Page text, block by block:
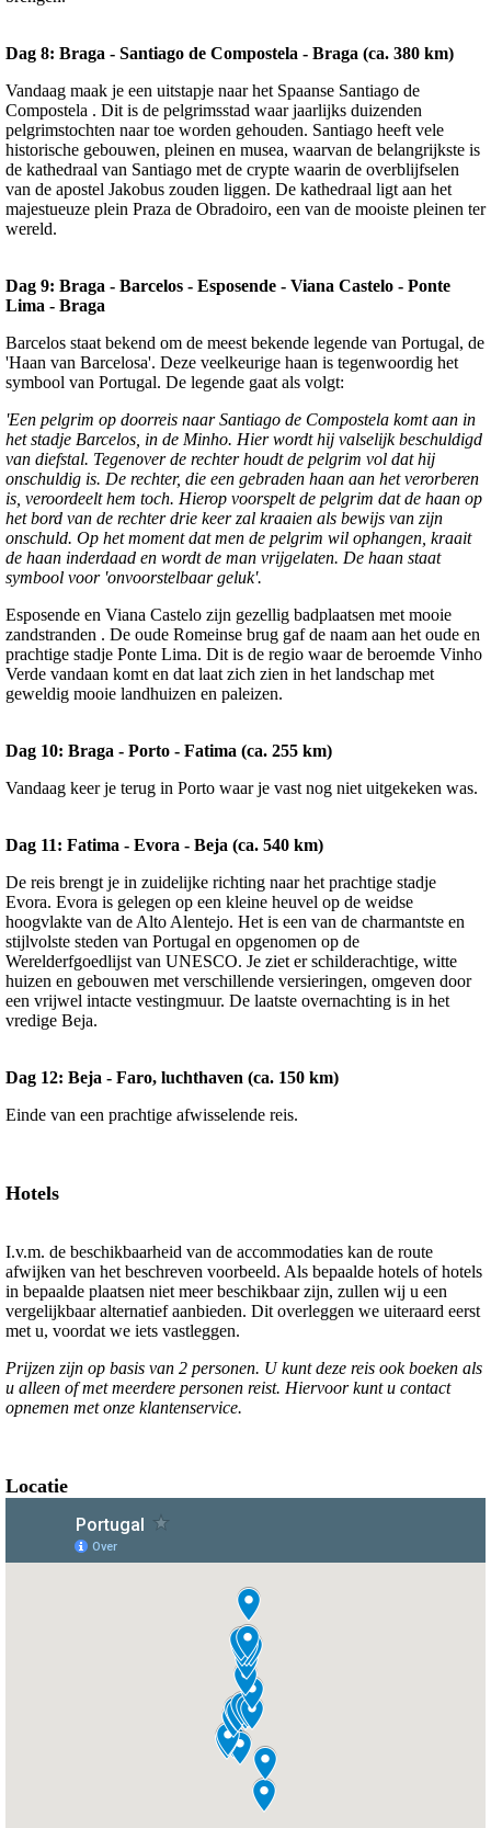
Dag 8: Braga - Santiago de Compostela - Braga (ca. 380 km)
Vandaag maak je een uitstapje naar het Spaanse Santiago de
Compostela . Dit is de pelgrimsstad waar jaarlijks duizenden
pelgrimstochten naar toe worden gehouden. Santiago heeft vele
historische gebouwen, pleinen en musea, waarvan de belangrijkste is
de kathedraal van Santiago met de crypte waarin de overblijfselen
van de apostel Jakobus zouden liggen. De kathedraal ligt aan het
majestueuze plein Praza de Obradoiro, een van de mooiste pleinen ter
wereld.
Dag 9: Braga - Barcelos - Esposende - Viana Castelo - Ponte
Lima - Braga
Barcelos staat bekend om de meest bekende legende van Portugal, de
'Haan van Barcelosa'. Deze veelkeurige haan is tegenwoordig het
symbool van Portugal. De legende gaat als volgt:
'Een pelgrim op doorreis naar Santiago de Compostela komt aan in
het stadje Barcelos, in de Minho. Hier wordt hij valselijk beschuldigd
van diefstal. Tegenover de rechter houdt de pelgrim vol dat hij
onschuldig is. De rechter, die een gebraden haan aan het verorberen
is, veroordeelt hem toch. Hierop voorspelt de pelgrim dat de haan op
het bord van de rechter drie keer zal kraaien als bewijs van zijn
onschuld. Op het moment dat men de pelgrim wil ophangen, kraait
de haan inderdaad en wordt de man vrijgelaten. De haan staat
symbool voor 'onvoorstelbaar geluk'.
Esposende en Viana Castelo zijn gezellig badplaatsen met mooie
zandstranden . De oude Romeinse brug gaf de naam aan het oude en
prachtige stadje Ponte Lima. Dit is de regio waar de beroemde Vinho
Verde vandaan komt en dat laat zich zien in het landschap met
geweldig mooie landhuizen en paleizen.
Dag 10: Braga - Porto - Fatima (ca. 255 km)
Vandaag keer je terug in Porto waar je vast nog niet uitgekeken was.
Dag 11: Fatima - Evora - Beja (ca. 540 km)
De reis brengt je in zuidelijke richting naar het prachtige stadje
Evora. Evora is gelegen op een kleine heuvel op de weidse
hoogvlakte van de Alto Alentejo. Het is een van de charmantste en
stijlvolste steden van Portugal en opgenomen op de
Werelderfgoedlijst van UNESCO. Je ziet er schilderachtige, witte
huizen en gebouwen met verschillende versieringen, omgeven door
een vrijwel intacte vestingmuur. De laatste overnachting is in het
vredige Beja.
Dag 12: Beja - Faro, luchthaven (ca. 150 km)
Einde van een prachtige afwisselende reis.
Hotels
I.v.m. de beschikbaarheid van de accommodaties kan de route
afwijken van het beschreven voorbeeld. Als bepaalde hotels of hotels
in bepaalde plaatsen niet meer beschikbaar zijn, zullen wij u een
vergelijkbaar alternatief aanbieden. Dit overleggen we uiteraard eerst
met u, voordat we iets vastleggen.
Prijzen zijn op basis van 2 personen. U kunt deze reis ook boeken als
u alleen of met meerdere personen reist. Hiervoor kunt u contact
opnemen met onze klantenservice.
Locatie